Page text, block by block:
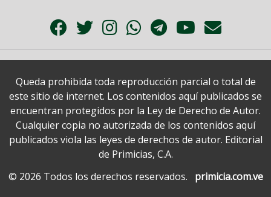
Queda prohibida toda reproducción parcial o total de
este sitio de internet. Los contenidos aquí publicados se
encuentran protegidos por la Ley de Derecho de Autor.
Cualquier copia no autorizada de los contenidos aquí
publicados viola las leyes de derechos de autor. Editorial
de Primicias, C.A.
© 2026 Todos los derechos reservados.
primicia.com.ve